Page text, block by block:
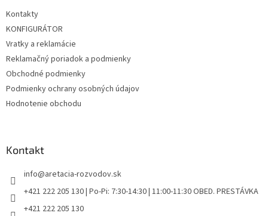
Kontakty
KONFIGURÁTOR
Vratky a reklamácie
Reklamačný poriadok a podmienky
Obchodné podmienky
Podmienky ochrany osobných údajov
Hodnotenie obchodu
Kontakt
info@aretacia-rozvodov.sk
+421 222 205 130 | Po-Pi: 7:30-14:30 | 11:00-11:30 OBED. PRESTÁVKA
+421 222 205 130